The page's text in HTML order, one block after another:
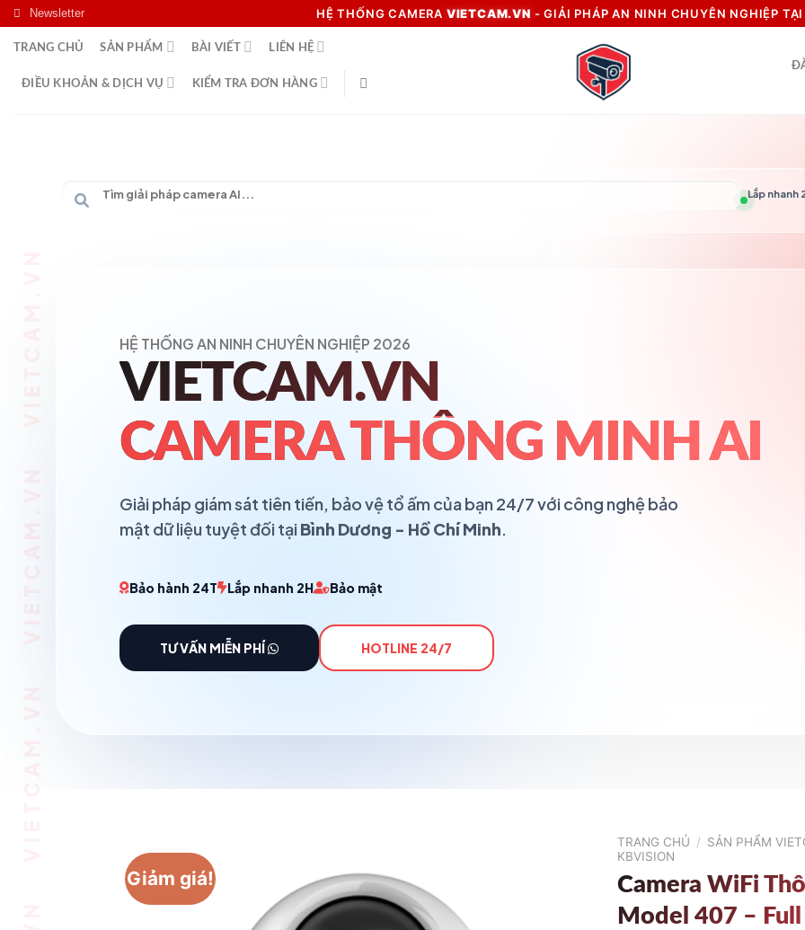
Skip
to
content
Newsletter HỆ THỐNG CAMERA VIETCAM.VN - GIẢI PHÁP AN NINH CHUYÊN NGHIỆP
TRANG CHỦ SẢN PHẨM BÀI VIẾT LIÊN HỆ
ĐIỀU KHOẢN & DỊCH VỤ KIỂM TRA ĐƠN HÀNG
Lắp nhanh
HỆ THỐNG AN NINH CHUYÊN NGHIỆP 2026
VIETCAM.VN
CAMERA THÔNG MINH AI
Giải pháp giám sát tiên tiến, bảo vệ tổ ấm của bạn 24/7 với công nghệ bảo
mật dữ liệu tuyệt đối tại Bình Dương - Hồ Chí Minh
Bảo hành 24T Lắp nhanh 2H Bảo mật
TƯ VẤN MIỄN PHÍ HOTLINE 24/7
Giảm giá!
TRANG CHỦ / SẢN PHẨM
KBVISION
Camera WiFi
Model 407 –